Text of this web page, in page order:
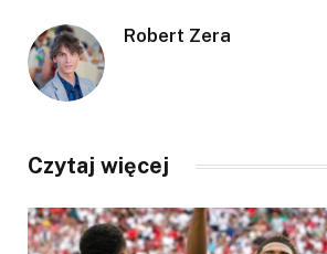
Robert Zera
Czytaj więcej